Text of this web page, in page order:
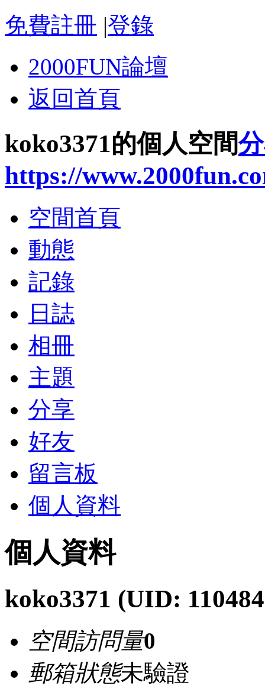
免費註冊 |登錄
2000FUN論壇
返回首頁
koko3371的個人空間
https://
空間首頁
動態
記錄
日誌
相冊
主題
分享
好友
留言板
個人資料
個人資料
koko3371 (UID:
空間訪問量0
郵箱狀態未驗證